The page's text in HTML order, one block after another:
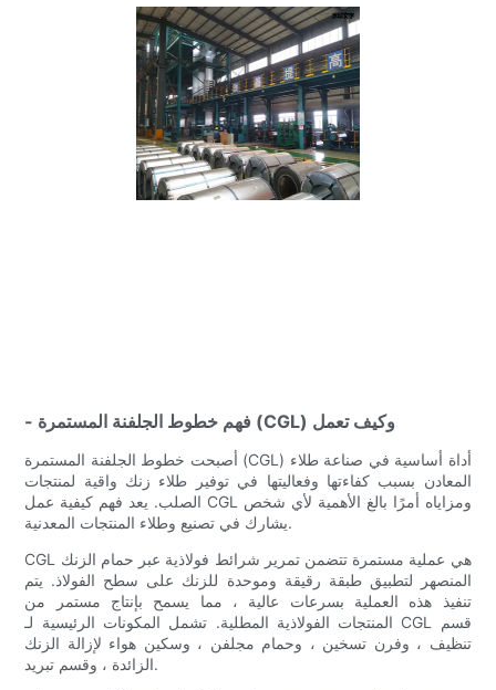
- فهم خطوط الجلفنة المستمرة (CGL) وكيف تعمل
أصبحت خطوط الجلفنة المستمرة (CGL) أداة أساسية في صناعة طلاء
المعادن بسبب كفاءتها وفعاليتها في توفير طلاء زنك واقية لمنتجات
الصلب. يعد فهم كيفية عمل CGL ومزاياه أمرًا بالغ الأهمية لأي شخص
يشارك في تصنيع وطلاء المنتجات المعدنية.
CGL هي عملية مستمرة تتضمن تمرير شرائط فولاذية عبر حمام الزنك
المنصهر لتطبيق طبقة رقيقة وموحدة للزنك على سطح الفولاذ. يتم
تنفيذ هذه العملية بسرعات عالية ، مما يسمح بإنتاج مستمر من
المنتجات الفولاذية المطلية. تشمل المكونات الرئيسية لـ CGL قسم
تنظيف ، وفرن تسخين ، وحمام مجلفن ، وسكين هواء لإزالة الزنك
الزائدة ، وقسم تبريد.